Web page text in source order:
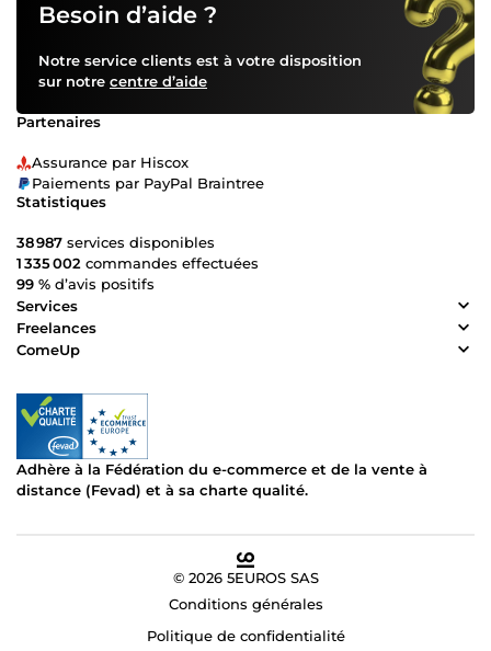
Besoin d’aide ?
Notre service clients est à votre disposition
sur notre centre d’aide
Partenaires
Assurance par Hiscox
Paiements par PayPal Braintree
Statistiques
38 987 services disponibles
1 335 002 commandes effectuées
99 % d’avis positifs
Services
Freelances
ComeUp
Adhère à la Fédération du e-commerce et de la vente à
distance (Fevad) et à sa charte qualité.
© 2026 5EUROS SAS
Conditions générales
Politique de confidentialité